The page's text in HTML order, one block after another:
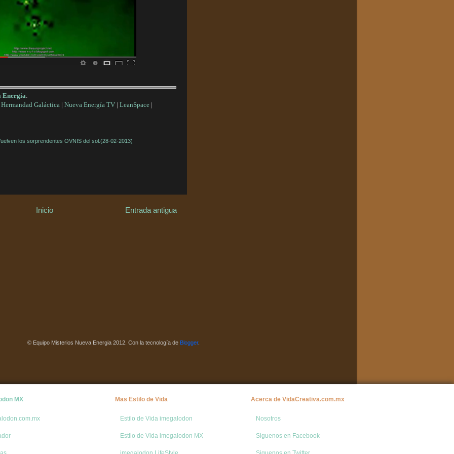
Energia:
Hermandad Galáctica | Nueva Energía TV | LeanSpace |
los sorprendentes OVNIS del sol.(28-02-2013)
Entrada antigua
Inicio
© Equipo Misterios Nueva Energia 2012. Con la tecnología de Blogger.
MX Mas Estilo de Vida
Estilo de Vida imegalodon
Estilo de Vida imegalodon MX
Acerca de VidaCreativa.com.mx
Nosotros
Siguenos en Facebook